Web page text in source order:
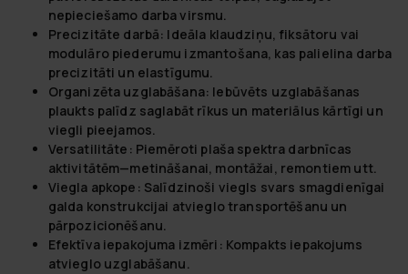
nepieciešamo darba virsmu.
Precizitāte darbā: Ideāla klaudziņu, fiksātoru vai
modulāro piederumu izmantošana, kas palielina darba
precizitāti un elastīgumu.
Organizēta uzglabāšana: Iebūvēts uzglabāšanas
plaukts palīdz saglabāt rīkus un materiālus kārtīgi un
viegli pieejamos.
Versatilitāte: Piemēroti plaša spektra darbnīcas
aktivitātēm—metināšanai, montāžai, remontiem utt.
Viegla apkope: Salīdzinoši viegls svars smagdienīgai
galda konstrukcijai atvieglo transportēšanu un
pārpozicionēšanu.
Efektīva iepakojuma izmēri: Kompakts iepakojums
atvieglo uzglabāšanu.